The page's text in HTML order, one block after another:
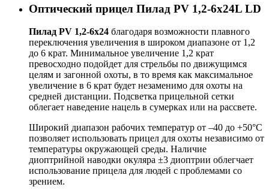
Оптический прицел Пилад PV 1,2-6х24L LD
Пилад РV 1,2-6х24 благодаря возможности плавного
переключения увеличения в широком диапазоне от 1,2
до 6 крат. Минимальное увеличение 1,2 крат
превосходно подойдет для стрельбы по движущимся
целям и загонной охоты, в то время как максимальное
увеличение в 6 крат будет незаменимо для охоты на
средней дистанции. Подcветка прицельной сетки
облегает наведение нацель в сумерках или на рассвете.
Широкий диапазон рабочих температур от –40 до +50°C
позволяет использовать прицел для охоты независимо от
температуры окружающей среды. Наличие
диоптрийной наводки окуляра ±3 диоптрии облегчает
использование прицела для людей с проблемами со
зрением.